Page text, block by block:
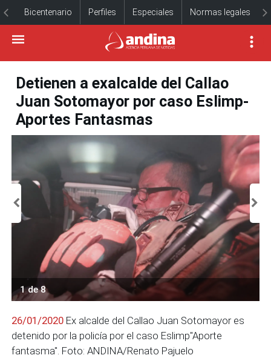
Bicentenario Perfiles Especiales Normas legales
Detienen a exalcalde del Callao
Juan Sotomayor por caso Eslimp-
Aportes Fantasmas
1 de 8
26/01/2020 Ex alcalde del Callao Juan Sotomayor es
detenido por la policía por el caso Eslimp"Aporte
fantasma". Foto: ANDINA/Renato Pajuelo